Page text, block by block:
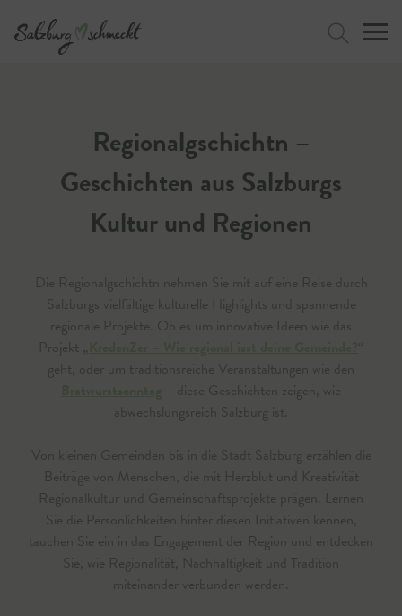
mode, Alt+0 to cancel
Guide, Feedback, and Issue
Reporting | New window
Jetzt suchen
Regionalgschichtn –
Geschichten aus Salzburgs
Kultur und Regionen
Die Regionalgschichtn nehmen Sie mit auf eine Reise durch
Salzburgs vielfältige kulturelle Highlights und spannende
regionale Projekte. Ob es um innovative Ideen wie das
Projekt „
geht, oder um traditionsreiche Veranstaltungen wie den
– diese Geschichten zeigen, wie
abwechslungsreich Salzburg ist.
Von kleinen Gemeinden bis in die Stadt Salzburg erzählen die
Beiträge von Menschen, die mit Herzblut und Kreativität
Regionalkultur und Gemeinschaftsprojekte prägen. Lernen
Sie die Persönlichkeiten hinter diesen Initiativen kennen,
tauchen Sie ein in das Engagement der Region und entdecken
Sie, wie Regionalität, Nachhaltigkeit und Tradition
miteinander verbunden werden.